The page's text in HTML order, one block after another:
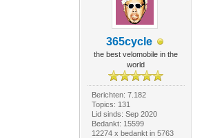
365cycle
the best velomobile in the
world
Berichten: 7.182
Topics: 131
Lid sinds: Sep 2020
Bedankt: 15599
12274 x bedankt in 5763